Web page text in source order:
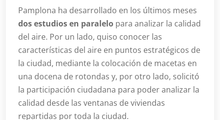
Pamplona ha desarrollado en los últimos meses
dos estudios en paralelo para analizar la calidad
del aire. Por un lado, quiso conocer las
características del aire en puntos estratégicos de
la ciudad, mediante la colocación de macetas en
una docena de rotondas y, por otro lado, solicitó
la participación ciudadana para poder analizar la
calidad desde las ventanas de viviendas
repartidas por toda la ciudad.